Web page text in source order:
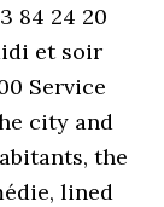
84 24 20
et soir
Service
city and
the
lined